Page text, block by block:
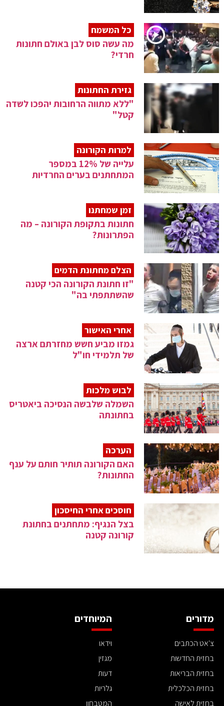
כל המשמח
מה עשה סוס לבן באולם חתונות
חרדי?
גזירת החתונות
"ללא מתווה הרחובות יהפכו לשדה
קטל"
למרות הקורונה
עלייה של 12% במספר
המתחתנים בערים החרדיות
זמן שמחתנו
חתונות בתקופת הקורונה – מה
הפתרונות?
הצלם מחתונת הדמים
"זו חתונת הקורונה הכי קטנה
שהשתתפתי בה"
אחרי האישור
גמזו מביע חשש מחזרתם ארצה
של תלמידי חו"ל
לבוש מלכות
השמלה שלבשה הנסיכה ביאטריס
בחתונתה
הערכה
האם הקורונה תותיר חותם על ענף
החתונות?
חוסכים אחרי החיסכון
בצל הנגיף: מתחתנים בחתונת
קורונה קטנה
מדורים
צ'אט הכתבים
בחזית החדשות
בחזית הבריאות
בחזית הכלכלית
בחזית לאישה
המיוחדים
וידאו
מגזין
דעות
גלריות
המטבחון